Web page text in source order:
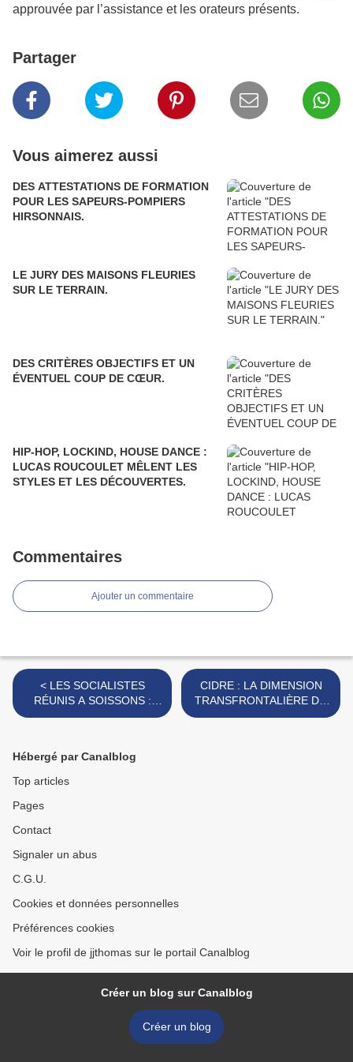
approuvée par l’assistance et les orateurs présents.
Partager
Vous aimerez aussi
DES ATTESTATIONS DE FORMATION
POUR LES SAPEURS-POMPIERS
HIRSONNAIS.
LE JURY DES MAISONS FLEURIES
SUR LE TERRAIN.
DES CRITÈRES OBJECTIFS ET UN
ÉVENTUEL COUP DE CŒUR.
HIP-HOP, LOCKIND, HOUSE DANCE :
LUCAS ROUCOULET MÊLENT LES
STYLES ET LES DÉCOUVERTES.
Commentaires
Ajouter un commentaire
< LES SOCIALISTES
RÉUNIS A SOISSONS :
TRENTE ENGAGEMENTS
RIGOUREUSEMENT DE
CIDRE : LA DIMENSION
TRANSFRONTALIÈRE DU
GAEC DU PETIT TAILLIS. >
Hébergé par Canalblog
Top articles
Pages
Contact
Signaler un abus
C.G.U.
Cookies et données personnelles
Préférences cookies
Voir le profil de jjthomas sur le portail Canalblog
Créer un blog sur Canalblog
Créer un blog